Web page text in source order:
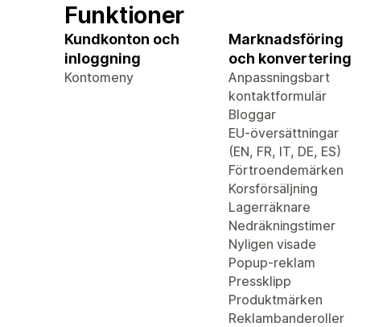
Funktioner
Kundkonton och
inloggning
Kontomeny
Marknadsföring
och konvertering
Anpassningsbart
kontaktformulär
Bloggar
EU-översättningar
(EN, FR, IT, DE, ES)
Förtroendemärken
Korsförsäljning
Lagerräknare
Nedräkningstimer
Nyligen visade
Popup-reklam
Pressklipp
Produktmärken
Reklambanderoller